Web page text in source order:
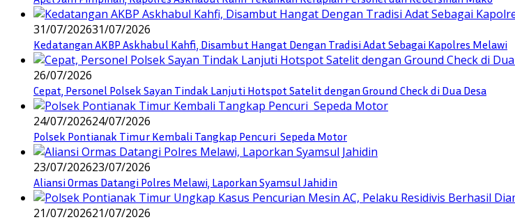
31/07/202631/07/2026
Kedatangan AKBP Askhabul Kahfi, Disambut Hangat Dengan Tradisi Adat Sebagai Kapolres Melawi
26/07/2026
Cepat, Personel Polsek Sayan Tindak Lanjuti Hotspot Satelit dengan Ground Check di Dua Desa
24/07/202624/07/2026
Polsek Pontianak Timur Kembali Tangkap Pencuri Sepeda Motor
23/07/202623/07/2026
Aliansi Ormas Datangi Polres Melawi, Laporkan Syamsul Jahidin
21/07/202621/07/2026